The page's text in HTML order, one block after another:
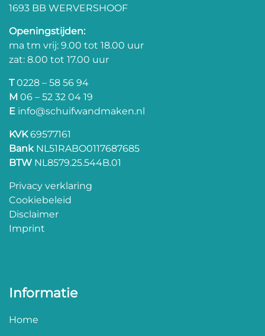
1693 BB WERVERSHOOF
Openingstijden:
ma tm vrij: 9.00 tot 18.00 uur
zat: 8.00 tot 17.00 uur
T0228 – 58 56 94
M 06 – 52 32 04 19
E info@schuifwandmaken.nl
KVK69577161
BankNL51RABO0117687685
BTW NL8579.25.544B.01
Privacy verklaring
Cookiebeleid
Disclaimer
Imprint
Informatie
Home